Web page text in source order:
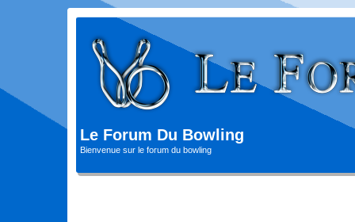
Le Forum Du Bowling
Bienvenue sur le forum du bowling